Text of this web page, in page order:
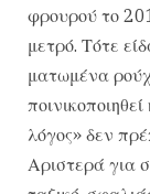
φρουρού το
μετρό. Τότε
ματωμένα
λόγος» δεν
Αριστερά για